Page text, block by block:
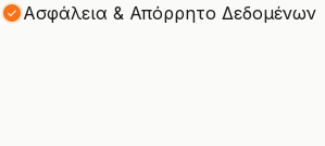
Ασφάλεια & Απόρρητο Δεδομένων